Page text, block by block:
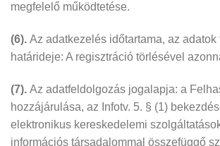
megfelelő működtetése.
(6). Az adatkezelés időtartama, az adatok
határideje: A regisztráció törlésével
(7). Az adatfeldolgozás jogalapja: a
hozzájárulása, az Infotv. 5. § (1)
elektronikus kereskedelemi
információs társadalommal összefüggő